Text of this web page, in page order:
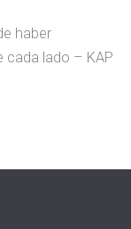
haber
cada lado – KAP